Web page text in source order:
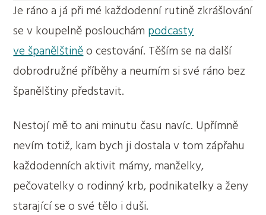
Je ráno a já při mé každodenní rutině zkrášlování
se v koupelně poslouchám podcasty
ve španělštiněo cestování. Těším se na další
dobrodružné příběhy a neumím si své ráno bez
španělštiny představit.
Nestojí mě to ani minutu času navíc. Upřímně
nevím totiž, kam bych ji dostala v tom zápřahu
každodenních aktivit mámy, manželky,
pečovatelky o rodinný krb, podnikatelky a ženy
starající se o své tělo i duši.